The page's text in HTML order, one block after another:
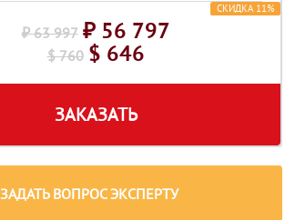
СКИДКА 11%
₽ 63 997 ₽ 56 797
$ 760 $ 646
ЗАКАЗАТЬ
ЗАДАТЬ ВОПРОС ЭКСПЕРТУ